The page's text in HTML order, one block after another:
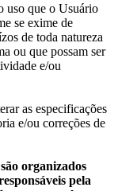
uso que o Usuário
se exime de
de toda natureza
ou que possam ser
e/ou
as especificações
e/ou correções de
organizados
pela